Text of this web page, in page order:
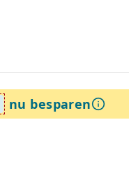
nu besparen